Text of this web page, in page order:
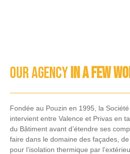
Our agencyin a few
Fondée au Pouzin en 1995, la
intervient entre Valence et Privas en
du Bâtiment avant d’étendre ses
faire dans le domaine des façades,
pour l’isolation thermique par